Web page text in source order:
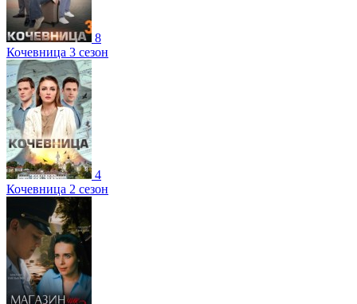
8
Кочевница 3 сезон
4
Кочевница 2 сезон